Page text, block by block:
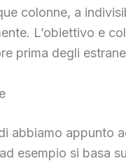
colonne, a
L’obiettivo e
prima degli
abbiamo appunto
esempio si basa